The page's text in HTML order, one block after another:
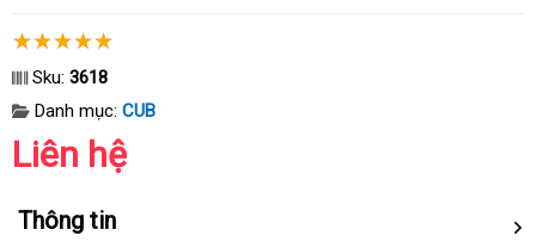
Sku: 3618
Danh mục: CUB
Liên hệ
Thông tin